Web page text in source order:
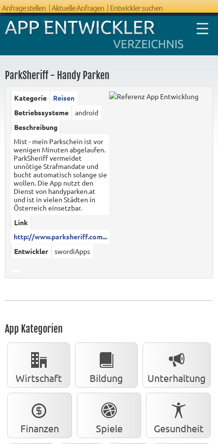
Anfrage stellen Aktuelle Anfragen Entwickler suchen
ParkSheriff - Handy Parken
Kategorie
Reisen
Betriebssysteme
android
Beschreibung
Mist - mein Parkschein ist vor
wenigen Minuten abgelaufen.
ParkSheriff vermeidet
unnötige Strafmandate und
bucht automatisch solange sie
wollen. Die App nutzt den
Dienst von handyparken.at
und ist in vielen Städten in
Österreich einsetzbar.
Link
http://www.parksheriff.com...
Entwickler
swordiApps
App Kategorien
Wirtschaft Bildung Unterhaltung
Finanzen Spiele Gesundheit